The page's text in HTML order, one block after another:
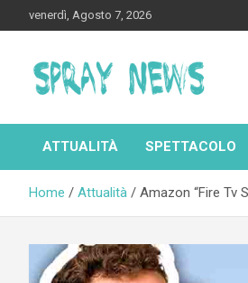
to
venerdì, Agosto 7, 2026
Spraynews.it
ATTUALITÀ SPETTACOLO
Home Attualità Amazon “Fire Tv